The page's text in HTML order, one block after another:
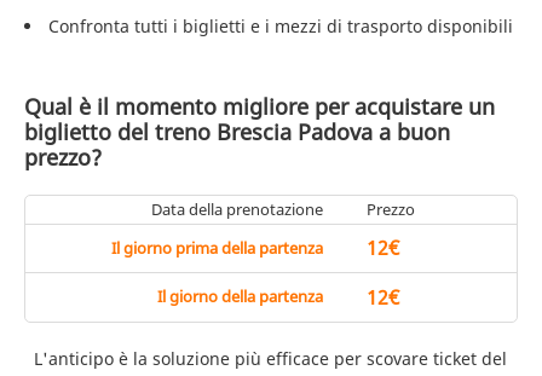
Confronta tutti i biglietti e i mezzi di trasporto disponibili
Qual è il momento migliore per acquistare un
biglietto del treno Brescia Padova a buon
prezzo?
Data della prenotazione
Prezzo
Il giorno prima della partenza
12€
Il giorno della partenza 12€
L'anticipo è la soluzione più efficace per scovare ticket del